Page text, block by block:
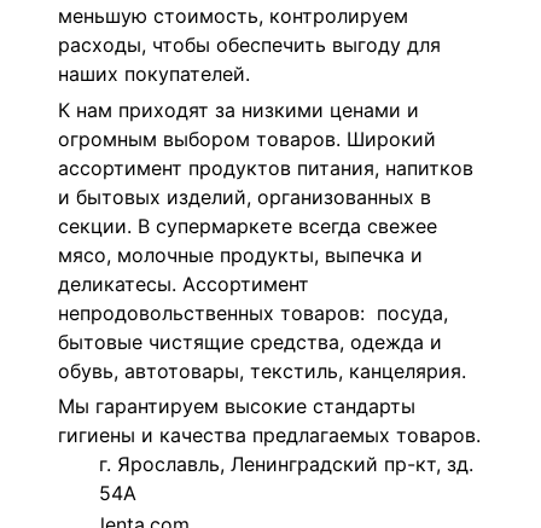
меньшую стоимость, контролируем
расходы, чтобы обеспечить выгоду для
наших покупателей.
К нам приходят за низкими ценами и
огромным выбором товаров. Широкий
ассортимент продуктов питания, напитков
и бытовых изделий, организованных в
секции. В супермаркете всегда свежее
мясо, молочные продукты, выпечка и
деликатесы. Ассортимент
непродовольственных товаров: посуда,
бытовые чистящие средства, одежда и
обувь, автотовары, текстиль, канцелярия.
Мы гарантируем высокие стандарты
гигиены и качества предлагаемых товаров.
г. Ярославль, Ленинградский пр-кт, зд.
54А